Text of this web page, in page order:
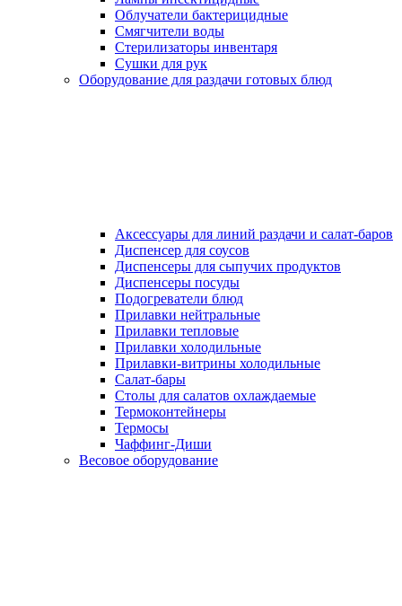
Облучатели бактерицидные
Смягчители воды
Стерилизаторы инвентаря
Сушки для рук
Оборудование для раздачи готовых блюд
Аксессуары для линий раздачи и салат-баров
Диспенсер для соусов
Диспенсеры для сыпучих продуктов
Диспенсеры посуды
Подогреватели блюд
Прилавки нейтральные
Прилавки тепловые
Прилавки холодильные
Прилавки-витрины холодильные
Салат-бары
Столы для салатов охлаждаемые
Термоконтейнеры
Термосы
Чаффинг-Диши
Весовое оборудование